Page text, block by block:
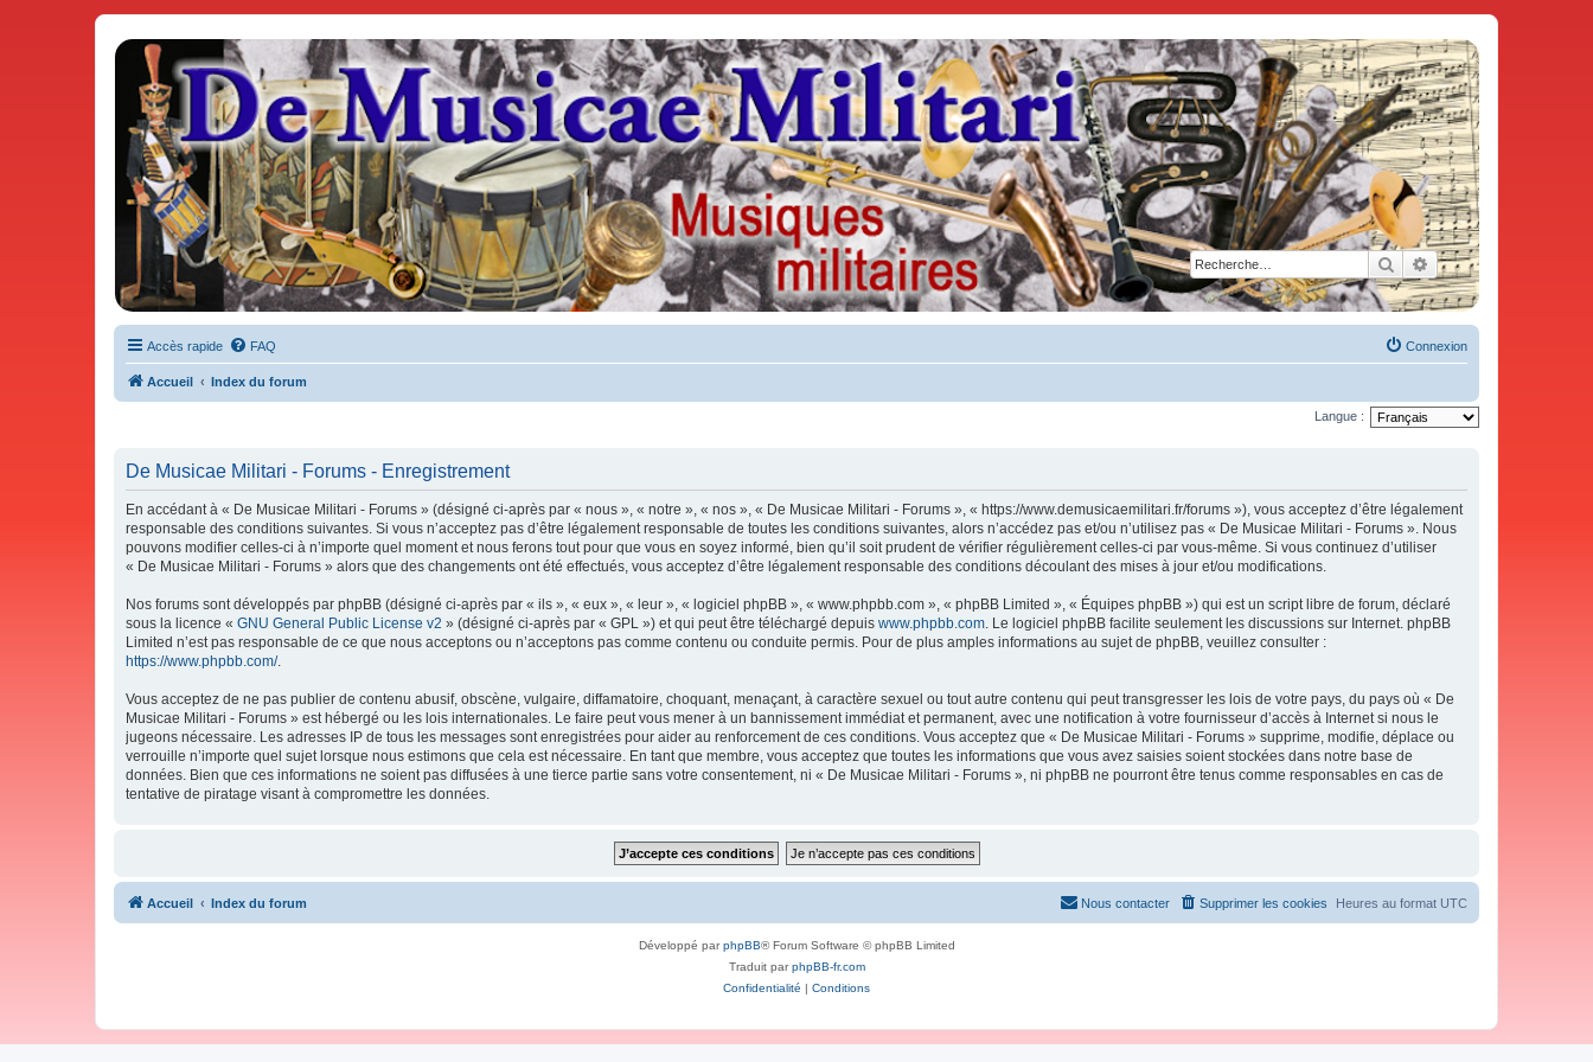
Rechercher
Recherche avancée
De Musicae Militari - Forums
Forums de discussions
Accès rapide FAQ Connexion
Accueil Index du forum
Langue :
De Musicae Militari - Forums - Enregistrement
En accédant à « De Musicae Militari - Forums » (désigné ci-après par « nous », « notre », « nos », « De Musicae Militari - Forums », « https://www.demusicaemilitari.fr/forums »), vous acceptez d’être légalement
responsable des conditions suivantes. Si vous n’acceptez pas d’être légalement responsable de toutes les conditions suivantes, alors n’accédez pas et/ou n’utilisez pas « De Musicae Militari - Forums ». Nous
pouvons modifier celles-ci à n’importe quel moment et nous ferons tout pour que vous en soyez informé, bien qu’il soit prudent de vérifier régulièrement celles-ci par vous-même. Si vous continuez d’utiliser
« De Musicae Militari - Forums » alors que des changements ont été effectués, vous acceptez d’être légalement responsable des conditions découlant des mises à jour et/ou modifications.
Nos forums sont développés par phpBB (désigné ci-après par « ils », « eux », « leur », « logiciel phpBB », « www.phpbb.com », « phpBB Limited », « Équipes phpBB ») qui est un script libre de forum, déclaré
sous la licence « GNU General Public License v2 » (désigné ci-après par « GPL ») et qui peut être téléchargé depuis www.phpbb.com . Le logiciel phpBB facilite seulement les discussions sur Internet. phpBB
Limited n’est pas responsable de ce que nous acceptons ou n’acceptons pas comme contenu ou conduite permis. Pour de plus amples informations au sujet de phpBB, veuillez consulter :
https://www.phpbb.com/.
Vous acceptez de ne pas publier de contenu abusif, obscène, vulgaire, diffamatoire, choquant, menaçant, à caractère sexuel ou tout autre contenu qui peut transgresser les lois de votre pays, du pays où « De
Musicae Militari - Forums » est hébergé ou les lois internationales. Le faire peut vous mener à un bannissement immédiat et permanent, avec une notification à votre fournisseur d’accès à Internet si nous le
jugeons nécessaire. Les adresses IP de tous les messages sont enregistrées pour aider au renforcement de ces conditions. Vous acceptez que « De Musicae Militari - Forums » supprime, modifie, déplace ou
verrouille n’importe quel sujet lorsque nous estimons que cela est nécessaire. En tant que membre, vous acceptez que toutes les informations que vous avez saisies soient stockées dans notre base de
données. Bien que ces informations ne soient pas diffusées à une tierce partie sans votre consentement, ni « De Musicae Militari - Forums », ni phpBB ne pourront être tenus comme responsables en cas de
tentative de piratage visant à compromettre les données.
Accueil Index du forum Heures au format UTC
Supprimer les cookies
Nous contacter
Développé parphpBB® Forum Software © phpBB Limited
Traduit parphpBB-fr.com
Confidentialité | Conditions